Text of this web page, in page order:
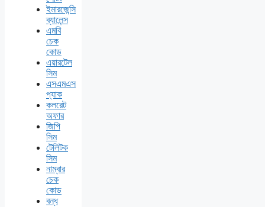
ইমারজেন্সি
ব্যালেন্স
এমবি
চেক
কোড
এয়ারটেল
সিম
এসএমএস
প্যাক
কলরেট
অফার
জিপি
সিম
টেলিটক
সিম
নাম্বার
চেক
কোড
বন্ধ